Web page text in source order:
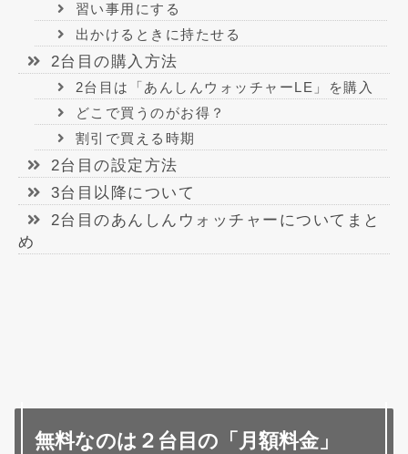
習い事用にする
出かけるときに持たせる
2台目の購入方法
2台目は「あんしんウォッチャーLE」を購入
どこで買うのがお得？
割引で買える時期
2台目の設定方法
3台目以降について
2台目のあんしんウォッチャーについてまと
め
無料なのは２台目の「月額料金」